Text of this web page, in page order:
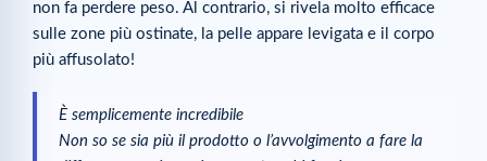
non fa perdere peso. Al contrario, si rivela molto efficace
sulle zone più ostinate, la pelle appare levigata e il corpo
più affusolato!
È semplicemente incredibile
Non so se sia più il prodotto o l’avvolgimento a fare la